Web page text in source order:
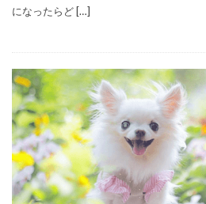
になったらど […]